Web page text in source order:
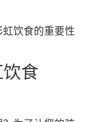
饮食的重要性
食